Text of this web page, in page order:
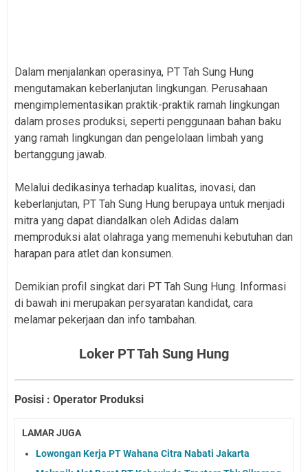
Dalam menjalankan operasinya, PT Tah Sung Hung
mengutamakan keberlanjutan lingkungan. Perusahaan
mengimplementasikan praktik-praktik ramah lingkungan
dalam proses produksi, seperti penggunaan bahan baku
yang ramah lingkungan dan pengelolaan limbah yang
bertanggung jawab.
Melalui dedikasinya terhadap kualitas, inovasi, dan
keberlanjutan, PT Tah Sung Hung berupaya untuk menjadi
mitra yang dapat diandalkan oleh Adidas dalam
memproduksi alat olahraga yang memenuhi kebutuhan dan
harapan para atlet dan konsumen.
Demikian profil singkat dari PT Tah Sung Hung. Informasi
di bawah ini merupakan persyaratan kandidat, cara
melamar pekerjaan dan info tambahan.
Loker PT Tah Sung Hung
Posisi : Operator Produksi
LAMAR JUGA
Lowongan Kerja PT Wahana Citra Nabati Jakarta